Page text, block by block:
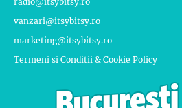
vanzari@itsybitsy.ro
marketing@itsybitsy.ro
Termeni si Conditii & Cookie Policy